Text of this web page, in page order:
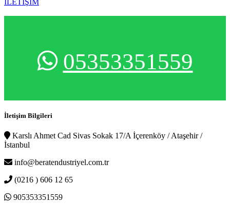
05353351559
İletişim Bilgileri
Karslı Ahmet Cad Sivas Sokak 17/A İçerenköy / Ataşehir /
İstanbul
info@beratendustriyel.com.tr
(0216 ) 606 12 65
905353351559